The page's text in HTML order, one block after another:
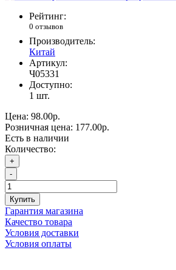
Рейтинг:
0 отзывов
Производитель:
Китай
Артикул:
Ч05331
Доступно:
1 шт.
Цена: 98.00р.
Розничная цена: 177.00р.
Есть в наличии
Количество:
+
-
Купить
Гарантия магазина
Качество товара
Условия доставки
Условия оплаты